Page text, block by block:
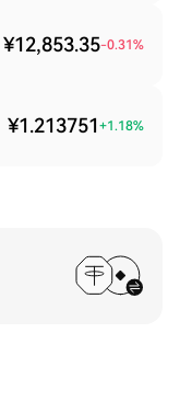
¥12,853.35-0.31%
¥1.213751 +1.18%